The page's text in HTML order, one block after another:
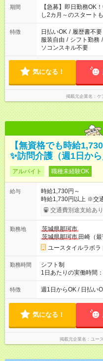
期間
【急募】即日勤務
し2カ月～のスタート
特徴 日払いOK / 履歴書不要
服装自由 / シフト勤務 /
ソコンスキル不要
気になる！
掲載元企業名 ケ
【無資格でも時給
✨訪問介護（週1日か
アルバイト 職種未経験OK
給与
時給1,730円～
時給1,730円以上 ※交
考慮して決定します 【収入例】 週1回勤務の場合：1,730円×8時
間×4回=5万5,360円 週3回勤務の場合：1,730円×8時間×12回
月 ※ 雇用形態と給与に
用形態：本採用時と同
交通費別途支給あり
勤務地
茨城県那珂市
茨城県那珂市 田崎（最
ユースタイルラボラ
勤務時間
シフト制
1日あたりの実働時間
00 ※週1日～OK ／ 夜勤専従 ＊＊ 勤務時間例 ＊＊ ■22時か
ら翌7時 ■23時から翌8時
ます。 ※曜日固定（毎
特徴 週1日からOK / 日払い
気になる！
掲載元企業名 ユー